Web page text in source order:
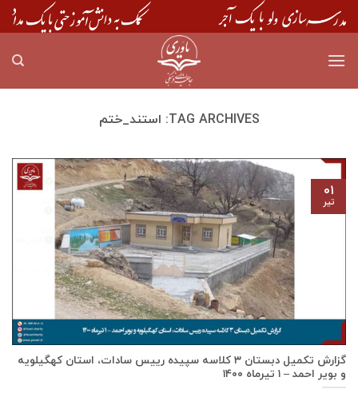
Skip
to
TAG ARCHIVES: استند_ختم
گزارش تکمیل دبستان ۳ کلاسه سپيده رييس سادات، استان كهگيلويه
و بوير احمد – ۱ تیرماه ۱۴۰۰
۰۱
تیر